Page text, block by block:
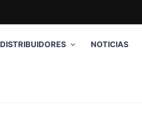
DISTRIBUIDORES NOTICIAS